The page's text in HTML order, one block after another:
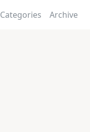
Categories Archive